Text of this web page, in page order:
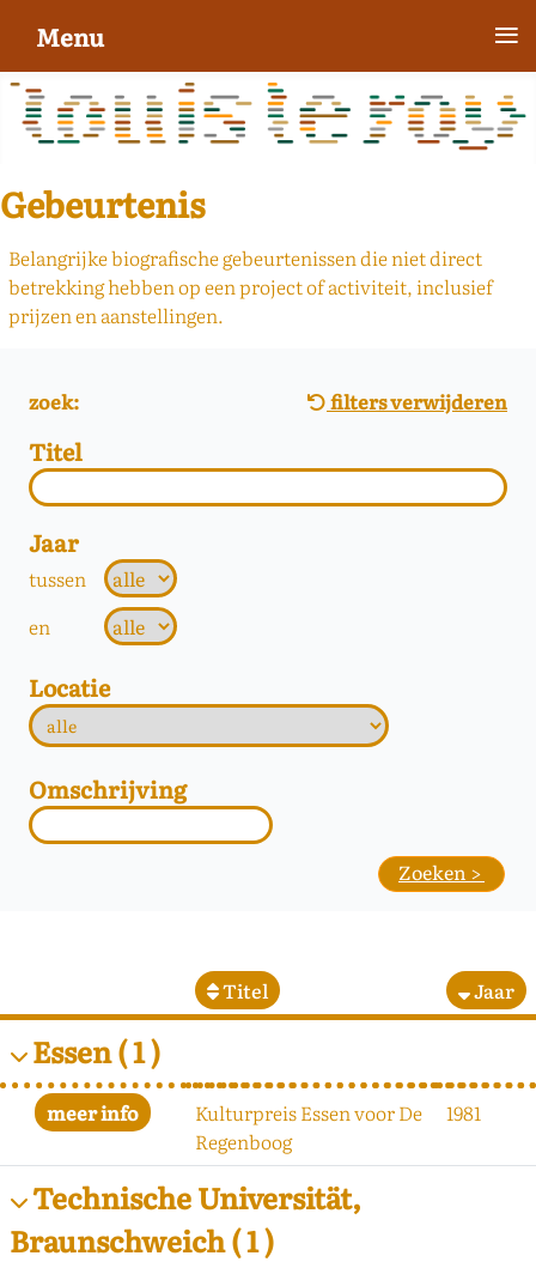
Gebeurtenis
Belangrijke biografische gebeurtenissen die niet direct
betrekking hebben op een project of activiteit, inclusief
prijzen en aanstellingen.
zoek: filters verwijderen
Titel
Jaar
tussen
en
Locatie
Omschrijving
Titel Jaar
Essen( 1 )
Kulturpreis Essen voor De
Regenboog
1981
Technische Universität,
Braunschweich( 1 )
Menu ≡